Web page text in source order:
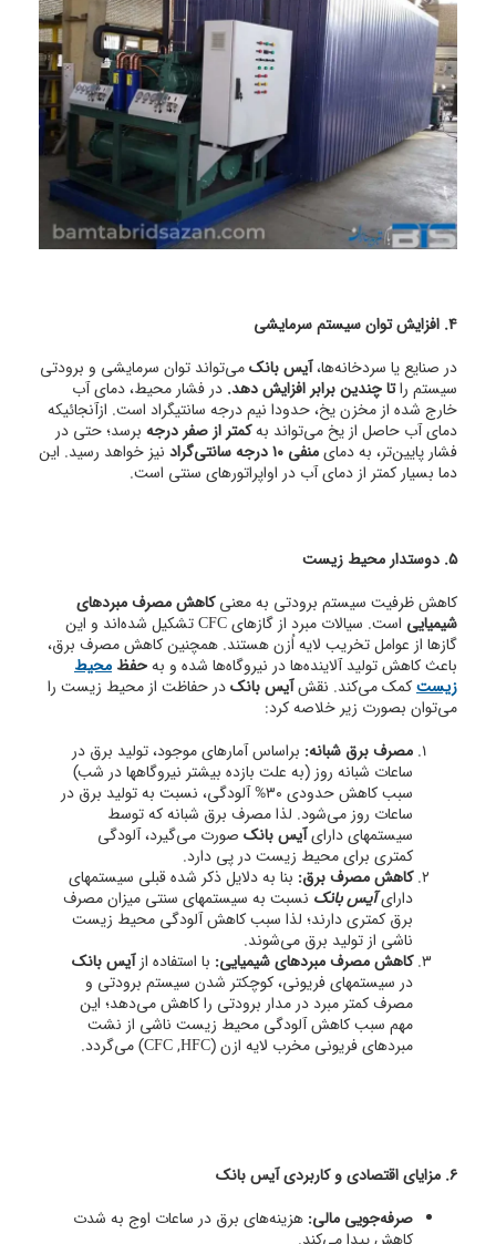
4. افزایش توان سیستم سرمایشی
در صنایع یا سردخانه‌ها،آیس بانکمی‌تواند توان سرمایشی و برودتی
سیستم راتا چندین برابر افزایش دهد. در فشار محیط، دمای آب
خارج شده از مخزن یخ، حدودا نیم درجه سانتیگراد است. ازآنجائیکه
دمای آب حاصل از یخ می‌تواند بهکمتر از صفر درجه برسد؛ حتی در
فشار پایین‌تر، به دمایمنفی ۱۰ درجه سانتی‌گراد
نیز خواهد رسید. این
دما بسیار کمتر از دمای آب در اواپراتورهای سنتی است.
5. دوستدار محیط زیست
کاهش ظرفیت سیستم برودتی به معنیکاهش مصرف مبردهای
شیمیایی
است. سیالات مبرد از گازهای CFC تشکیل شده‌اند و این
گازها از عوامل تخریب لایه اُزن هستند. همچنین کاهش مصرف برق،
باعث کاهش تولید آلاینده‌ها در نیروگاه‌ها شده و بهحفظ محیط
زیستکمک می‌کند. نقشآیس بانکدر حفاظت از محیط زیست را
می‌توان بصورت زیر خلاصه کرد:
مصرف برق شبانه: براساس آمارهای موجود، تولید برق در
ساعات شبانه روز (به علت بازده بیشتر نیروگاهها در شب)
سبب کاهش حدودی ۳۰% آلودگی، نسبت به تولید برق در
ساعات روز می‌شود. لذا مصرف برق شبانه که توسط
سیستمهای دارایآیس بانک صورت می‌گیرد، آلودگی
کمتری برای محیط زیست در پی دارد.
کاهش مصرف برق: بنا به دلایل ذکر شده قبلی سیستمهای
دارایآیس بانک نسبت به سیستمهای سنتی میزان مصرف
برق کمتری دارند؛ لذا سبب کاهش آلودگی محیط زیست
ناشی از تولید برق می‌شوند.
کاهش مصرف مبردهای شیمیایی: با استفاده ازآیس بانک
در سیستمهای فریونی، کوچکتر شدن سیستم برودتی و
مصرف کمتر مبرد در مدار برودتی را کاهش می‌دهد؛ این
مهم سبب کاهش آلودگی محیط زیست ناشی از نشت
مبردهای فریونی مخرب لایه ازن (CFC ,HFC) می‌گردد.
6. مزایای اقتصادی و کاربردی آیس بانک
صرفه‌جویی مالی: هزینه‌های برق در ساعات اوج به شدت